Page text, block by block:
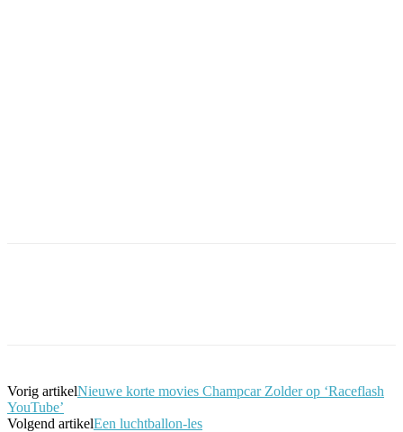
Vorig artikelNieuwe korte movies Champcar Zolder op ‘Raceflash
YouTube’
Volgend artikelEen luchtballon-les